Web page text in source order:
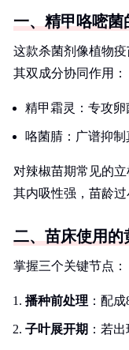
一、精甲咯嘧菌
这款杀菌剂像植物疫
其双成分协同作用：
精甲霜灵：专攻卵
咯菌腈：广谱抑
对辣椒苗期常见的
其内吸性强，苗龄过
二、苗床使用的
掌握三个关键节点：
播种前处理 ：配
子叶展开期 ：若